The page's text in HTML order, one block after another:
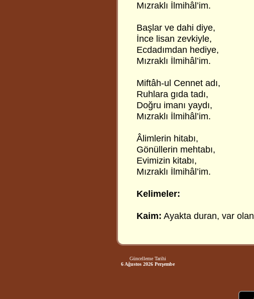
Mızraklı İlmihâl’im.
Başlar ve dahi diye,
İnce lisan zevkiyle,
Ecdadımdan hediye,
Mızraklı İlmihâl’im.
Miftâh-ul Cennet adı,
Ruhlara gıda tadı,
Doğru imanı yaydı,
Mızraklı İlmihâl’im.
Âlimlerin hitabı,
Gönüllerin mehtabı,
Evimizin kitabı,
Mızraklı İlmihâl’im.
Kelimeler:
Kaim: Ayakta duran, var olan
Güncelleme Tarihi
6 Ağustos 2026 Perşembe